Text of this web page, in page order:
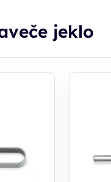
jeklo